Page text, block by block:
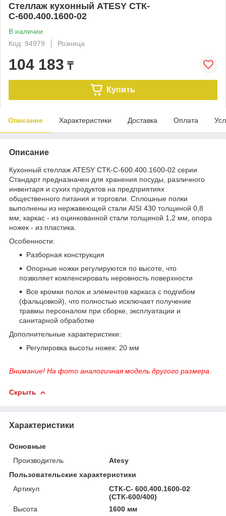
Стеллаж кухонный ATESY СТК-
С-600.400.1600-02
В наличии
Код: 94979
Розница
104 183 ₸
Купить
Описание Характеристики Доставка Оплата
Описание
Кухонный стеллаж ATESY СТК-С-600.400.1600-02 серии
Стандарт предназначен для хранения посуды, различного
инвентаря и сухих продуктов на предприятиях
общественного питания и торговли. Сплошные полки
выполнены из нержавеющей стали AISI 430 толщиной 0,8
мм, каркас - из оцинкованной стали толщиной 1,2 мм, опора
ножек - из пластика.
Особенности:
Разборная конструкция
Опорные ножки регулируются по высоте, что
позволяет компенсировать неровность поверхности
Все кромки полок и элементов каркаса с подгибом
(фальцовкой), что полностью исключает получение
травмы персоналом при сборке, эксплуатации и
санитарной обработке
Дополнительные характеристики:
Регулировка высоты ножек: 20 мм
Внимание! На фото аналогичная модель другого размера.
Скрыть
Характеристики
Основные
Производитель
Atesy
Пользовательские характеристики
Артикул
СТК-С- 600.400.1600-02
(СТК-600/400)
Высота
1600 мм